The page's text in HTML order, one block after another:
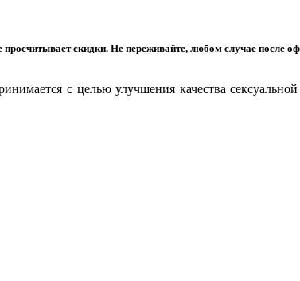
скидки. Не переживайте, любом случае после
с целью улучшения качества